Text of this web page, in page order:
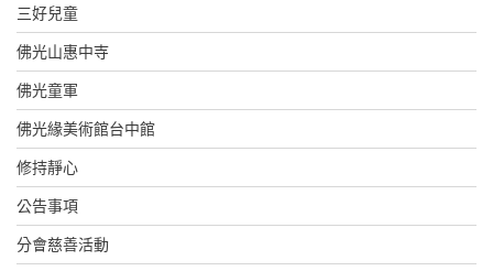
三好兒童
佛光山惠中寺
佛光童軍
佛光緣美術館台中館
修持靜心
公告事項
分會慈善活動